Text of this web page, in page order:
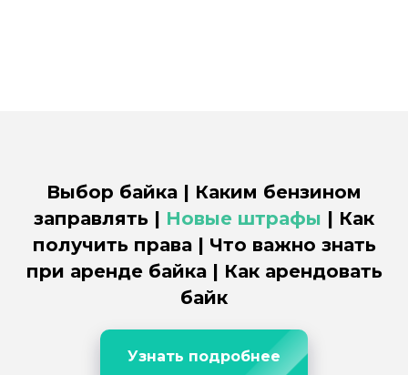
Выбор байка | Каким бензином
заправлять | Новые штрафы | Как
получить права | Что важно знать
при аренде байка | Как арендовать
байк
Узнать подробнее